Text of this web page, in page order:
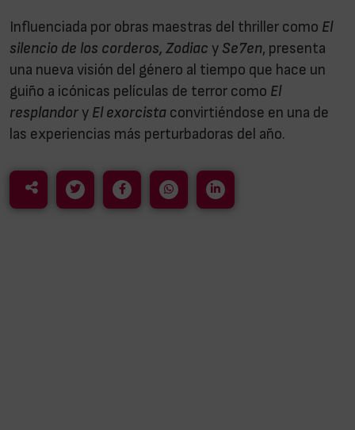
Influenciada por obras maestras del thriller como El
silencio de los corderos, Zodiac y Se7en, presenta
una nueva visión del género al tiempo que hace un
guiño a icónicas películas de terror como El
resplandor y El exorcista convirtiéndose en una de
las experiencias más perturbadoras del año.